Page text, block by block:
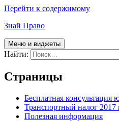
Перейти к содержимому
Знай Право
Меню и виджеты
Найти:
Страницы
Бесплатная консультация
Транспортный налог 2017
Полезная информация